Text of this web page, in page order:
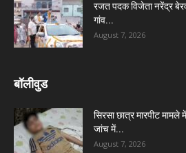
रजत पदक विजेता नरेंद्र
गांव...
August 7, 2026
बॉलीवुड
सिरसा छात्र मारपीट
जांच में...
August 7, 2026